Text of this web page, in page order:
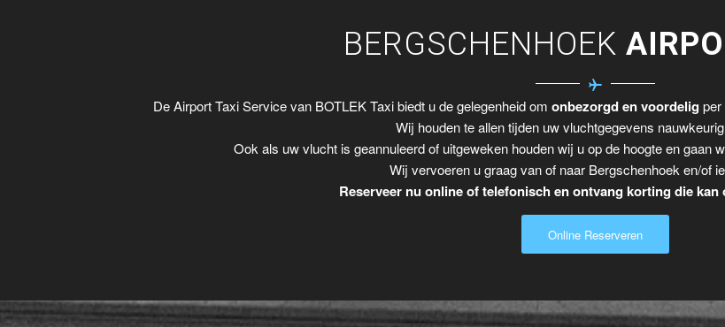
BERGSCHENHOEK
De Airport Taxi Service van BOTLEK Taxi biedt u de gelegenheid om onbezorgd en voordelig per
Wij houden te allen tijden uw vluchtgegevens
Ook als uw vlucht is geannuleerd of uitgeweken houden wij u op de hoogte en gaan
Wij vervoeren u graag van of naar Bergschenhoek en/of
Reserveer nu online of telefonisch en ontvang korting die kan
Online Reserveren